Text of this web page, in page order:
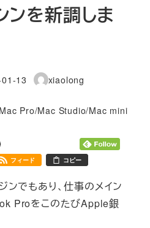
ンを新調しま
13
著
xiaolong
Pro/Mac Studio/Mac mini
フィード コピー
ンでもあり、仕事のメイン
ProをこのたびApple銀